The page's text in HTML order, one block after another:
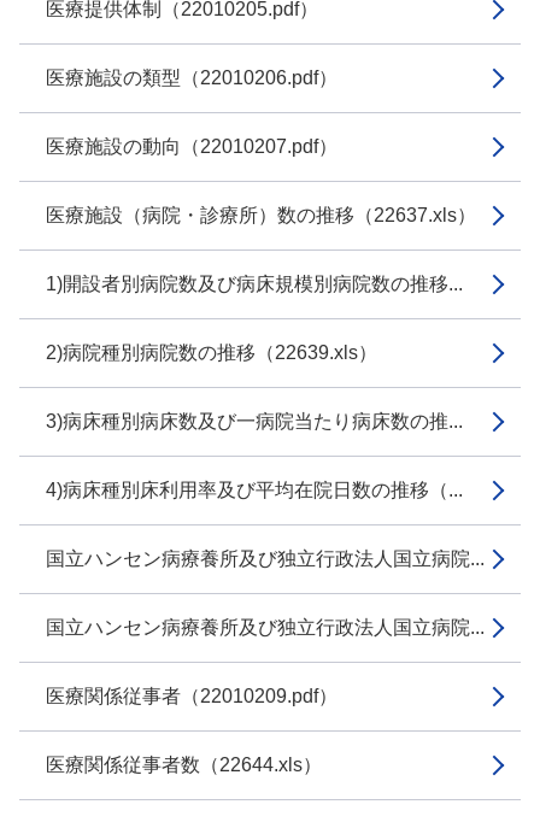
医療提供体制（22010205.pdf）
医療施設の類型（22010206.pdf）
医療施設の動向（22010207.pdf）
医療施設（病院・診療所）数の推移（22637.xls）
1)開設者別病院数及び病床規模別病院数の推移...
2)病院種別病院数の推移（22639.xls）
3)病床種別病床数及び一病院当たり病床数の推...
4)病床種別床利用率及び平均在院日数の推移（...
国立ハンセン病療養所及び独立行政法人国立病院...
国立ハンセン病療養所及び独立行政法人国立病院...
医療関係従事者（22010209.pdf）
医療関係従事者数（22644.xls）